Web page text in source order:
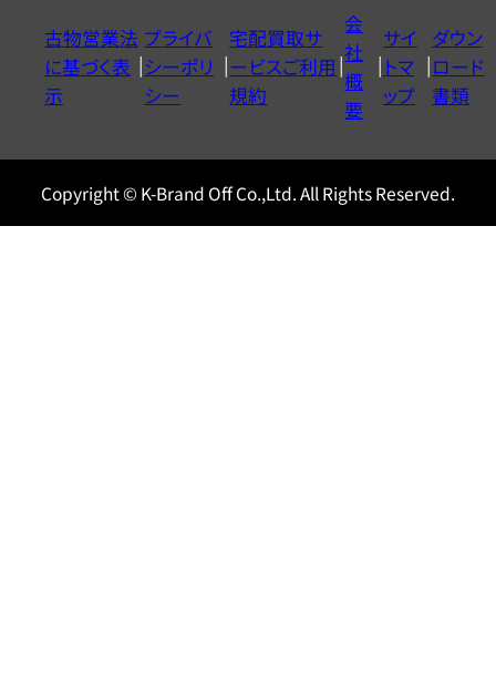
ヤ
ル
0120604117
古物営業法
に基づく表
示
プライバ
シーポリ
シー
宅配買取サ
ービスご利用
規約
会
社
概
要
サイ
トマ
ップ
ダウン
ロード
書類
Copyright © K-Brand Off Co.,Ltd. All Rights Reserved.